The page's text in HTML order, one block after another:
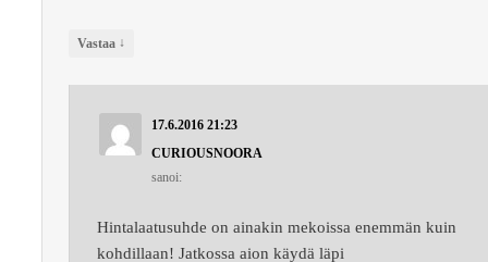
Vastaa ↓
17.6.2016 21:23
CURIOUSNOORA
sanoi:
Hintalaatusuhde on ainakin mekoissa enemmän kuin
kohdillaan! Jatkossa aion käydä läpi